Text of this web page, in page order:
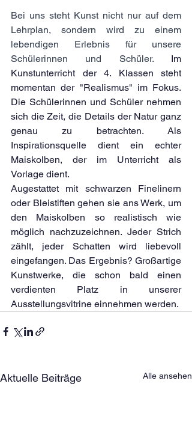
Bei uns steht Kunst nicht nur auf dem
Lehrplan, sondern wird zu einem
lebendigen Erlebnis für unsere
Schülerinnen und Schüler. Im
Kunstunterricht der 4. Klassen steht
momentan der "Realismus" im Fokus.
Die Schülerinnen und Schüler nehmen
sich die Zeit, die Details der Natur ganz
genau zu betrachten. Als
Inspirationsquelle dient ein echter
Maiskolben, der im Unterricht als
Vorlage dient.
Augestattet mit schwarzen Finelinern
oder Bleistiften gehen sie ans Werk, um
den Maiskolben so realistisch wie
möglich nachzuzeichnen. Jeder Strich
zählt, jeder Schatten wird liebevoll
eingefangen. Das Ergebnis? Großartige
Kunstwerke, die schon bald einen
verdienten Platz in unserer
Ausstellungsvitrine einnehmen werden.
Aktuelle Beiträge Alle ansehen